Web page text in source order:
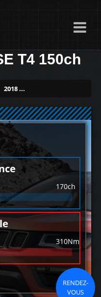
T4 150ch
2018 ...
170ch
310Nm
RENDEZ-
VOUS